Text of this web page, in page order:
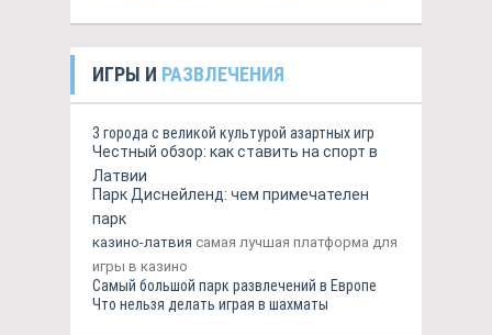
ИГРЫ И РАЗВЛЕЧЕНИЯ
3 города с великой культурой азартных игр
Честный обзор: как ставить на спорт в
Латвии
Парк Диснейленд: чем примечателен
парк
казино-латвия самая лучшая платформа для
игры в казино
Самый большой парк развлечений в Европе
Что нельзя делать играя в шахматы